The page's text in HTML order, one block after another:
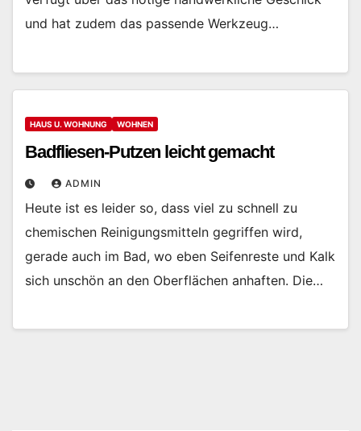
und hat zudem das passende Werkzeug…
HAUS U. WOHNUNG WOHNEN
Badfliesen-Putzen leicht gemacht
ADMIN
Heute ist es leider so, dass viel zu schnell zu
chemischen Reinigungsmitteln gegriffen wird,
gerade auch im Bad, wo eben Seifenreste und Kalk
sich unschön an den Oberflächen anhaften. Die…